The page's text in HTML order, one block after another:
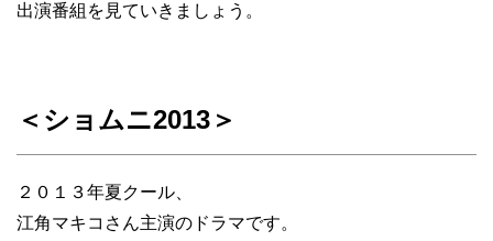
出演番組を見ていきましょう。
＜ショムニ2013＞
２０１３年夏クール、
江角マキコさん主演のドラマです。